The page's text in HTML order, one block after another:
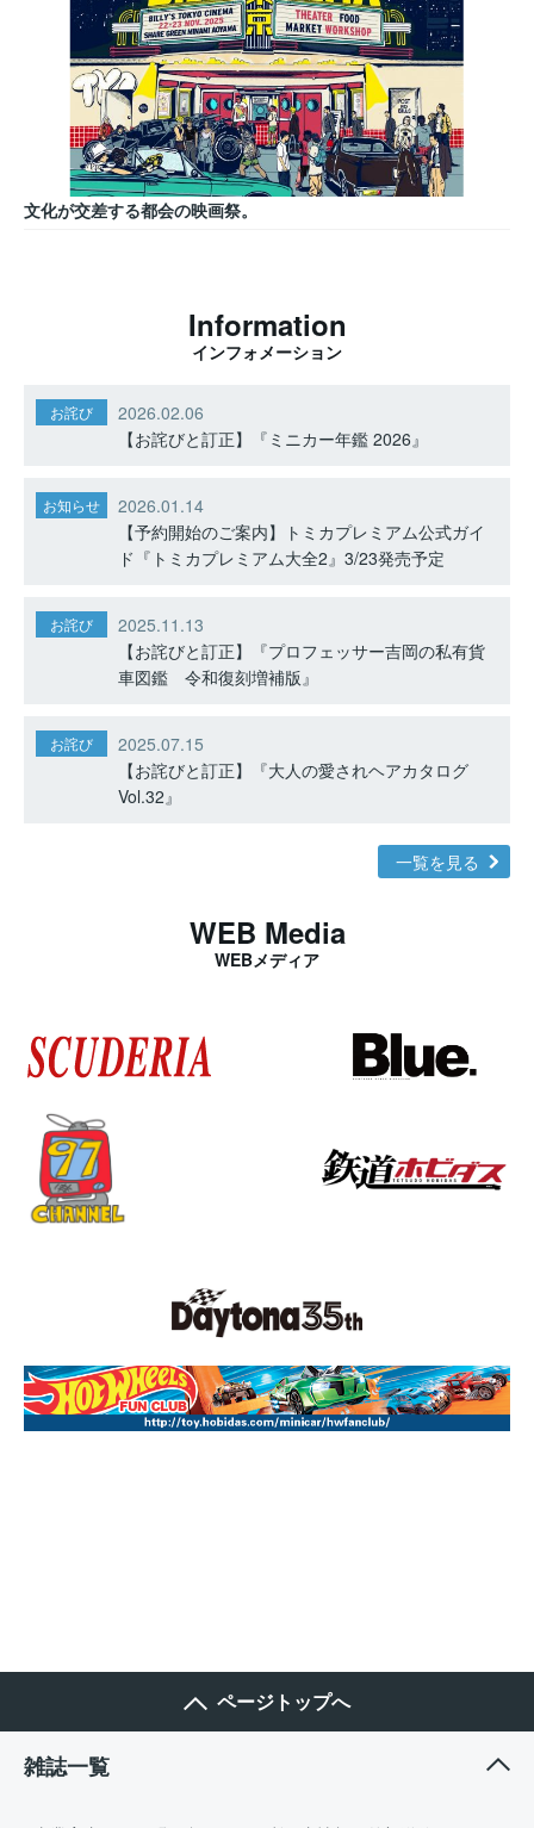
文化が交差する都会の映画祭。
Information
インフォメーション
お詫び
2026.02.06
【お詫びと訂正】『ミニカー年鑑 2026』
お知らせ
2026.01.14
【予約開始のご案内】トミカプレミアム公式ガイ
ド『トミカプレミアム大全2』3/23発売予定
お詫び
2025.11.13
【お詫びと訂正】『プロフェッサー吉岡の私有貨
車図鑑 令和復刻増補版』
お詫び
2025.07.15
【お詫びと訂正】『大人の愛されヘアカタログ
Vol.32』
一覧を見る
WEB Media
WEBメディア
ページトップへ
雑誌一覧